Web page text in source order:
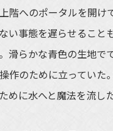
階へのポータルを開
事態を遅らせること
滑らかな青色の生地
作のために立ってい
めに水へと魔法を流した